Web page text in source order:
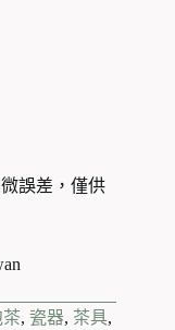
誤差，僅供
茶, 瓷器, 茶具,